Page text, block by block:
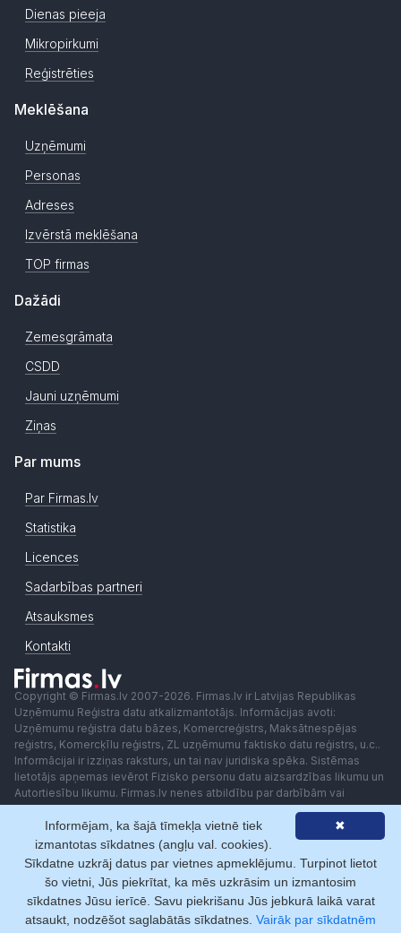
Dienas pieeja
Mikropirkumi
Reģistrēties
Meklēšana
Uzņēmumi
Personas
Adreses
Izvērstā meklēšana
TOP firmas
Dažādi
Zemesgrāmata
CSDD
Jauni uzņēmumi
Ziņas
Par mums
Par Firmas.lv
Statistika
Licences
Sadarbības partneri
Atsauksmes
Kontakti
Copyright © Firmas.lv 2007-2026. Firmas.lv ir Latvijas Republikas
Uzņēmumu Reģistra datu atkalizmantotājs. Informācijas avoti:
Uzņēmumu reģistra datu bāzes, Komercreģistrs, Maksātnespējas
reģistrs, Komercķīlu reģistrs, ZL uzņēmumu faktisko datu reģistrs, u.c..
Informācijai ir izziņas raksturs, un tai nav juridiska spēka. Sistēmas
lietotājs apņemas ievērot Fizisko personu datu aizsardzības likumu un
Autortiesību likumu. Firmas.lv nenes atbildību par darbībām vai
lēmumiem, kas balstīti uz saņemto pakalpojumu. Lietotājam aizliegts
izmantot jebkādas automatizētas sistēmas vai iekārtas (robotus)
piekļuvei sistēmai bez rakstiskas saskaņošanas ar Firmas.lv. Galvenā
redaktore: Ingūna Pempere.
Lietošanas noteikumi
Privātuma politika Norēķini ar
✖
Informējam, ka šajā tīmekļa vietnē tiek
izmantotas sīkdatnes (angļu val. cookies).
Sīkdatne uzkrāj datus par vietnes apmeklējumu. Turpinot lietot
šo vietni, Jūs piekrītat, ka mēs uzkrāsim un izmantosim
sīkdatnes Jūsu ierīcē. Savu piekrišanu Jūs jebkurā laikā varat
atsaukt, nodzēšot saglabātās sīkdatnes. Vairāk par sīkdatnēm